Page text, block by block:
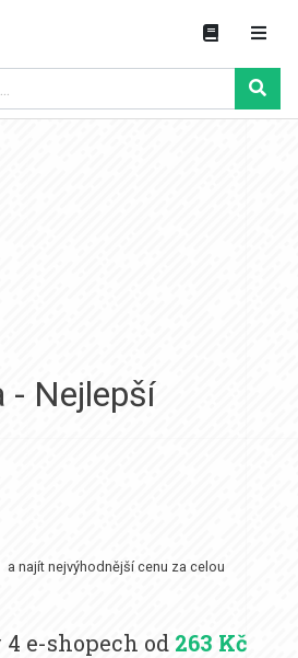
- Nejlepší
a najít nejvýhodnější cenu za celou
e-shopech od 263 Kč